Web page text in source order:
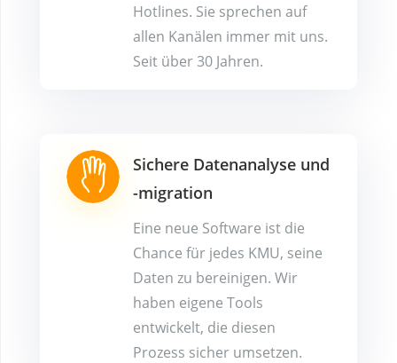
Hotlines. Sie sprechen auf
allen Kanälen immer mit uns.
Seit über 30 Jahren.
Sichere Datenanalyse und
-migration
Eine neue Software ist die
Chance für jedes KMU, seine
Daten zu bereinigen. Wir
haben eigene Tools
entwickelt, die diesen
Prozess sicher umsetzen.